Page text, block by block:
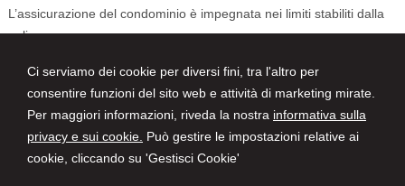
Ci serviamo dei cookie per diversi fini, tra l'altro per
consentire funzioni del sito web e attività di marketing mirate.
Per maggiori informazioni, riveda la nostra informativa sulla
privacy e sui cookie. Può gestire le impostazioni relative ai
cookie, cliccando su 'Gestisci Cookie'
L’assicurazione del condominio è impegnata nei limiti stabiliti dalla
polizza